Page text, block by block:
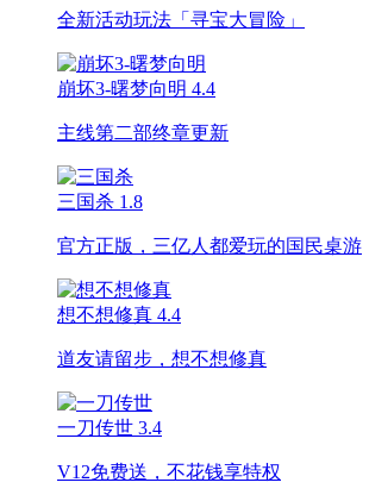
全新活动玩法「寻宝大冒险」
崩坏3-曙梦向明 4.4
主线第二部终章更新
三国杀 1.8
官方正版，三亿人都爱玩的国民桌游
想不想修真 4.4
道友请留步，想不想修真
一刀传世 3.4
V12免费送，不花钱享特权